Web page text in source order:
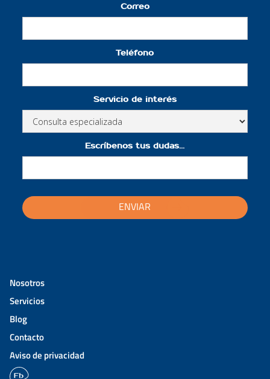
Correo
Teléfono
Servicio de interés
Escríbenos tus dudas...
ENVIAR
Nosotros
Servicios
Blog
Contacto
Aviso de privacidad